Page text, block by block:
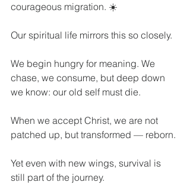
courageous migration. ☀️
Our spiritual life mirrors this so closely.
We begin hungry for meaning. We
chase, we consume, but deep down
we know: our old self must die.
When we accept Christ, we are not
patched up, but transformed — reborn.
Yet even with new wings, survival is
still part of the journey.